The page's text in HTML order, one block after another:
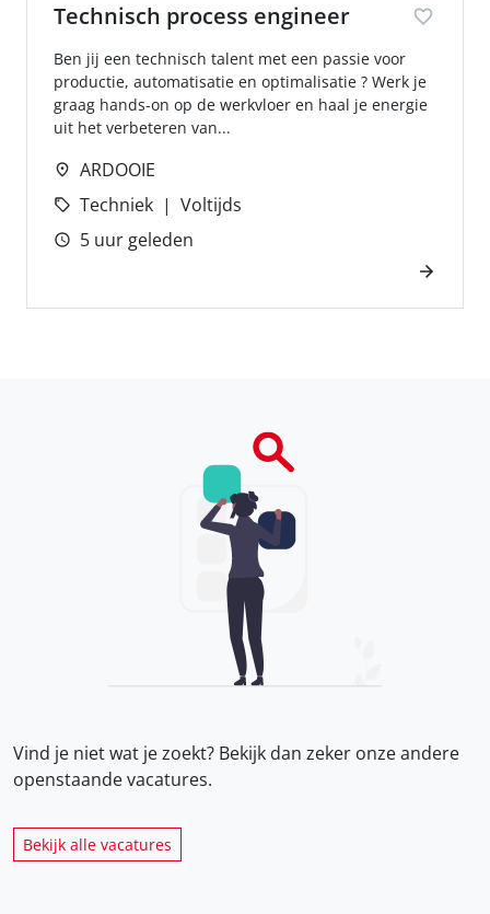
Technisch process engineer
Ben jij een technisch talent met een passie voor
productie, automatisatie en optimalisatie ? Werk je
graag hands-on op de werkvloer en haal je energie
uit het verbeteren van...
ARDOOIE
Techniek
Voltijds
5 uur geleden
Vind je niet wat je zoekt? Bekijk dan zeker onzeandere
openstaande vacatures.
Bekijk alle vacatures